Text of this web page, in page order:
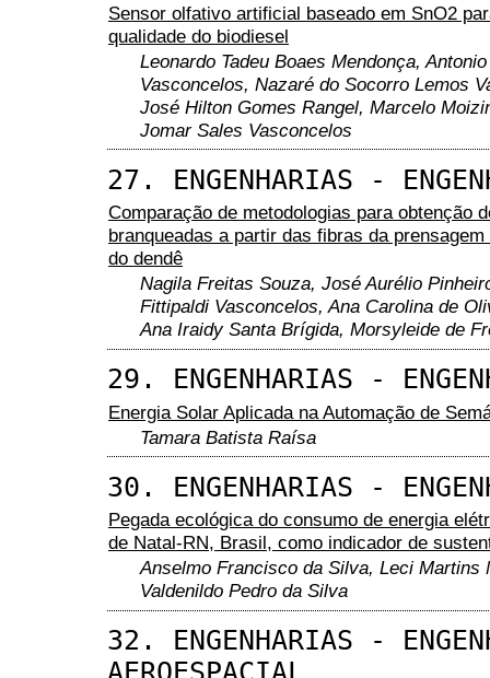
Sensor olfativo artificial baseado em SnO2
qualidade do biodiesel
Leonardo Tadeu Boaes Mendonça,
Vasconcelos, Nazaré do Socorro Lemos
José Hilton Gomes Rangel, Marcelo
Jomar Sales Vasconcelos
27. ENGENHARIAS -
Comparação de metodologias para obtenção
branqueadas a partir das fibras da
do dendê
Nagila Freitas Souza, José Aurélio
Fittipaldi Vasconcelos, Ana Carolina de
Ana Iraidy Santa Brígida, Morsyleide de
29. ENGENHARIAS -
Energia Solar Aplicada na Automação de
Tamara Batista Raísa
30. ENGENHARIAS -
Pegada ecológica do consumo de energia
de Natal-RN, Brasil, como indicador de
Anselmo Francisco da Silva, Leci Martins
Valdenildo Pedro da Silva
32. ENGENHARIAS -